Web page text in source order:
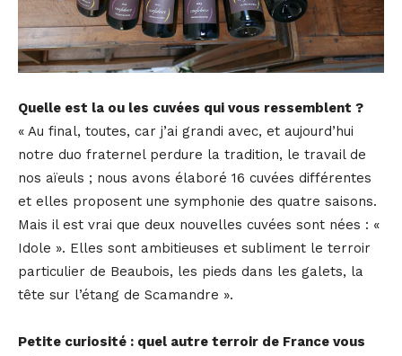
Quelle est la ou les cuvées qui vous ressemblent ?
« Au final, toutes, car j’ai grandi avec, et aujourd’hui
notre duo fraternel perdure la tradition, le travail de
nos aïeuls ; nous avons élaboré 16 cuvées différentes
et elles proposent une symphonie des quatre saisons.
Mais il est vrai que deux nouvelles cuvées sont nées : «
Idole ». Elles sont ambitieuses et subliment le terroir
particulier de Beaubois, les pieds dans les galets, la
tête sur l’étang de Scamandre ».
Petite curiosité : quel autre terroir de France vous